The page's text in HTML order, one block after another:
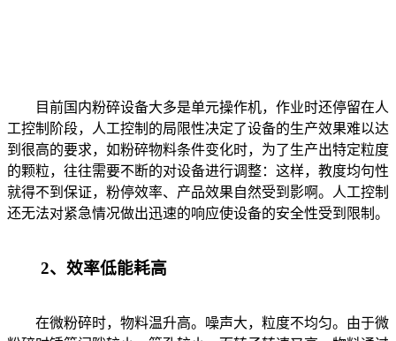
目前国内粉碎设备大多是单元操作机，作业时还停留在人
工控制阶段，人工控制的局限性决定了设备的生产效果难以达
到很高的要求，如粉碎物料条件变化时，为了生产出特定粒度
的颗粒，往往需要不断的对设备进行调整：这样，教度均句性
就得不到保证，粉停效率、产品效果自然受到影啊。人工控制
还无法对紧急情况做出迅速的响应使设备的安全性受到限制。
2、效率低能耗高
在微粉碎时，物料温升高。噪声大，粒度不均匀。由于微